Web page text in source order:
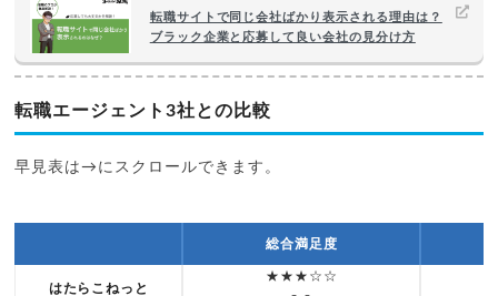
転職サイトで同じ会社ばかり表示される理由は？
ブラック企業と応募して良い会社の見分け方
転職エージェント3社との比較
早見表は→にスクロールできます。
総合満足度
はたらこねっと
★★★☆☆